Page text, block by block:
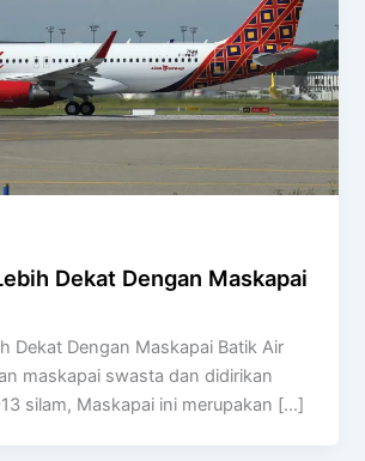
Dekat Dengan Maskapai
Dekat Dengan Maskapai Batik Air
maskapai swasta dan didirikan
silam, Maskapai ini merupakan […]